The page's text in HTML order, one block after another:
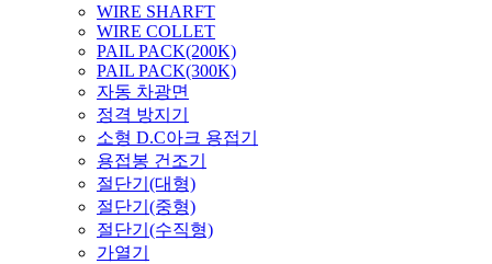
WIRE SHARFT
WIRE COLLET
PAIL PACK(200K)
PAIL PACK(300K)
자동 차광면
정격 방지기
소형 D.C아크 용접기
용접봉 건조기
절단기(대형)
절단기(중형)
절단기(수직형)
가열기